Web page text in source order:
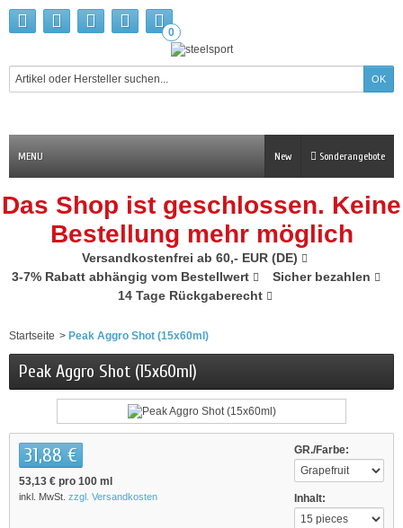
0
MENU Sonderangebote
New
Das Shop ist geschlossen. Keine
Bestellung mehr möglich
Versandkostenfrei ab 60,- EUR (DE)
3-7% Rabatt abhängig vom Bestellwert
Sicher bezahlen
14 Tage Rückgaberecht
Startseite > Peak Aggro Shot (15x60ml)
Peak Aggro Shot (15x60ml)
GR./Farbe:
Inhalt:
31,88 €
53,13 € pro 100 ml
inkl. MwSt. zzgl. Versandkosten